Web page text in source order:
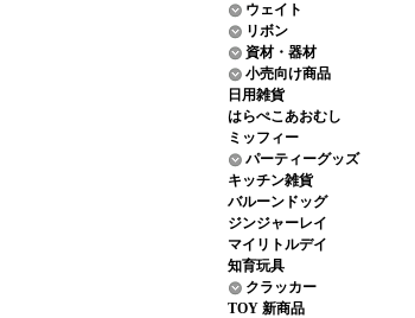
ウェイト
リボン
資材・器材
小売向け商品
日用雑貨
はらぺこあおむし
ミッフィー
パーティーグッズ
キッチン雑貨
バルーンドッグ
ジンジャーレイ
マイリトルデイ
知育玩具
クラッカー
TOY 新商品